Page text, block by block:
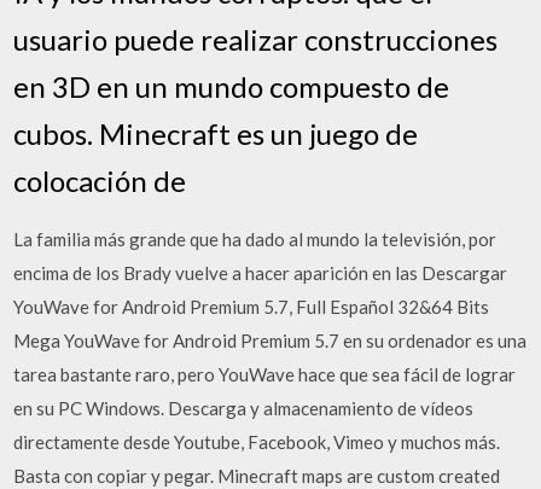
usuario puede realizar construcciones
en 3D en un mundo compuesto de
cubos. Minecraft es un juego de
colocación de
La familia más grande que ha dado al mundo la televisión, por
encima de los Brady vuelve a hacer aparición en las Descargar
YouWave for Android Premium 5.7, Full Español 32&64 Bits
Mega YouWave for Android Premium 5.7 en su ordenador es una
tarea bastante raro, pero YouWave hace que sea fácil de lograr
en su PC Windows. Descarga y almacenamiento de vídeos
directamente desde Youtube, Facebook, Vimeo y muchos más.
Basta con copiar y pegar. Minecraft maps are custom created